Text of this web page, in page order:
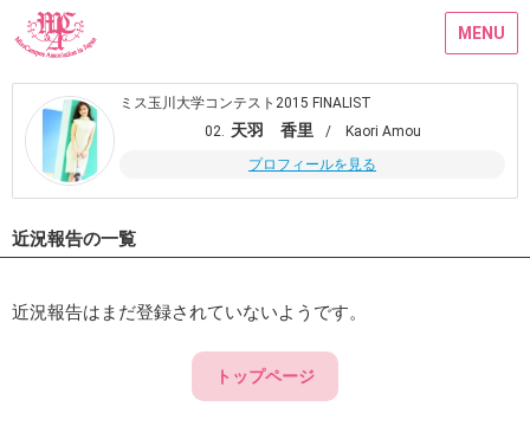
MENU
ミス玉川大学コンテスト2015 FINALIST
02. 天羽 香里
/ Kaori Amou
プロフィールを見る
近況報告の一覧
近況報告はまだ登録されていないようです。
トップページ